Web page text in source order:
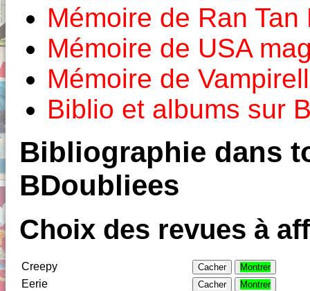
Mémoire de Ran Tan
Mémoire de USA
Mémoire de
Biblio et albums sur
Bibliographie dans
BDoubliees
Choix des revues à
Creepy Cacher Montrer
Eerie Cacher Montrer